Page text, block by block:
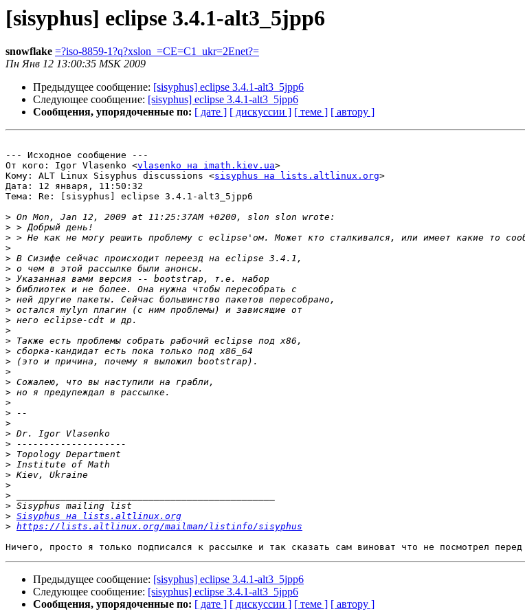
[sisyphus] eclipse 3.4.1-alt3_5jpp6
snowflake =?iso-8859-1?q?xslon_=CE=C1_ukr=2Enet?=
Пн Янв 12 13:00:35 MSK 2009
Предыдущее сообщение: [sisyphus] eclipse 3.4.1-alt3_5jpp6
Следующее сообщение: [sisyphus] eclipse 3.4.1-alt3_5jpp6
Сообщения, упорядоченные по: [ дате ] [ дискуссии ] [ теме ] [ автору ]
--- Исходное сообщение ---
От кого: Igor Vlasenko <vlasenko на imath.kiev.ua>
Кому: ALT Linux Sisyphus discussions <sisyphus на lists.altlinux.org>
Дата: 12 января, 11:50:32
Тема: Re: [sisyphus] eclipse 3.4.1-alt3_5jpp6
>
>
>
>
>
>
>
>
>
>
>
>
>
>
>
>
>
>
>
>
>
>
>
>
>
>
>
>
>
> Sisyphus на lists.altlinux.org
> https://lists.altlinux.org/mailman/listinfo/sisyphus
Предыдущее сообщение: [sisyphus] eclipse 3.4.1-alt3_5jpp6
Следующее сообщение: [sisyphus] eclipse 3.4.1-alt3_5jpp6
Сообщения, упорядоченные по: [ дате ] [ дискуссии ] [ теме ] [ автору ]